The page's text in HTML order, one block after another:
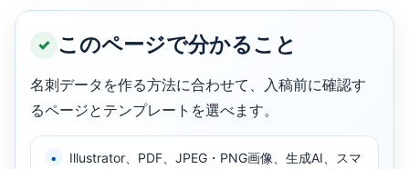
このページで分かること
名刺データを作る方法に合わせて、入稿前に確認す
るページとテンプレートを選べます。
Illustrator、PDF、JPEG・PNG画像、生成AI、スマ